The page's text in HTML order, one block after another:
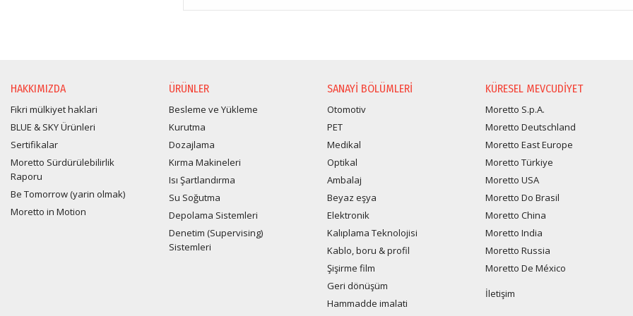
HAKKIMIZDA
Fikri mülkiyet haklari
BLUE & SKY Ürünleri
Sertifikalar
Moretto Sürdürülebilirlik
Raporu
Be Tomorrow (yarin olmak)
Moretto in Motion
ÜRÜNLER
Besleme ve Yükleme
Kurutma
Dozajlama
Kırma Makineleri
Isı Şartlandırma
Su Soğutma
Depolama Sistemleri
Denetim (Supervising)
Sistemleri
SANAYI BÖLÜMLERI
Otomotiv
PET
Medikal
Optikal
Ambalaj
Beyaz eşya
Elektronik
Kalıplama Teknolojisi
Kablo, boru & profil
Şişirme film
Geri dönüşüm
Hammadde imalati
KÜRESEL MEVCUDIYET
Moretto S.p.A.
Moretto Deutschland
Moretto East Europe
Moretto Türkiye
Moretto USA
Moretto Do Brasil
Moretto China
Moretto India
Moretto Russia
Moretto De México
İletişim